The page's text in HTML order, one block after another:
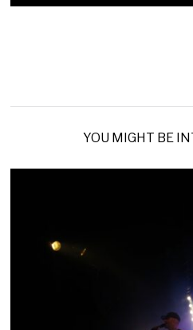
YOU MIGHT BE